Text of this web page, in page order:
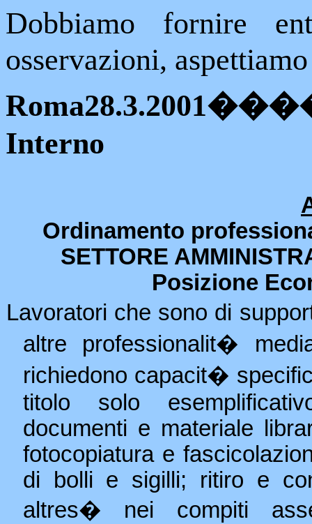
Dobbiamo fornire
osservazioni,
Roma28.3.2001
Interno
Ordinamento
SETTORE
Posizione
Lavoratori che sono di
altre professionalit�
richiedono capacit�
titolo solo
documenti e materiale
fotocopiatura e
di bolli e sigilli; ritiro e
altres� nei compiti